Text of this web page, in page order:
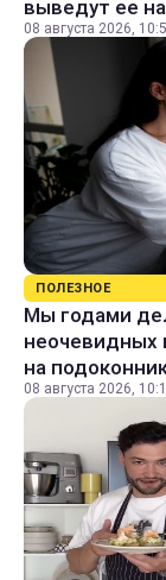
выведут ее
08 августа 2026,
ПОЛЕЗНОЕ
Мы годами
неочевидных
на
08 августа 2026,